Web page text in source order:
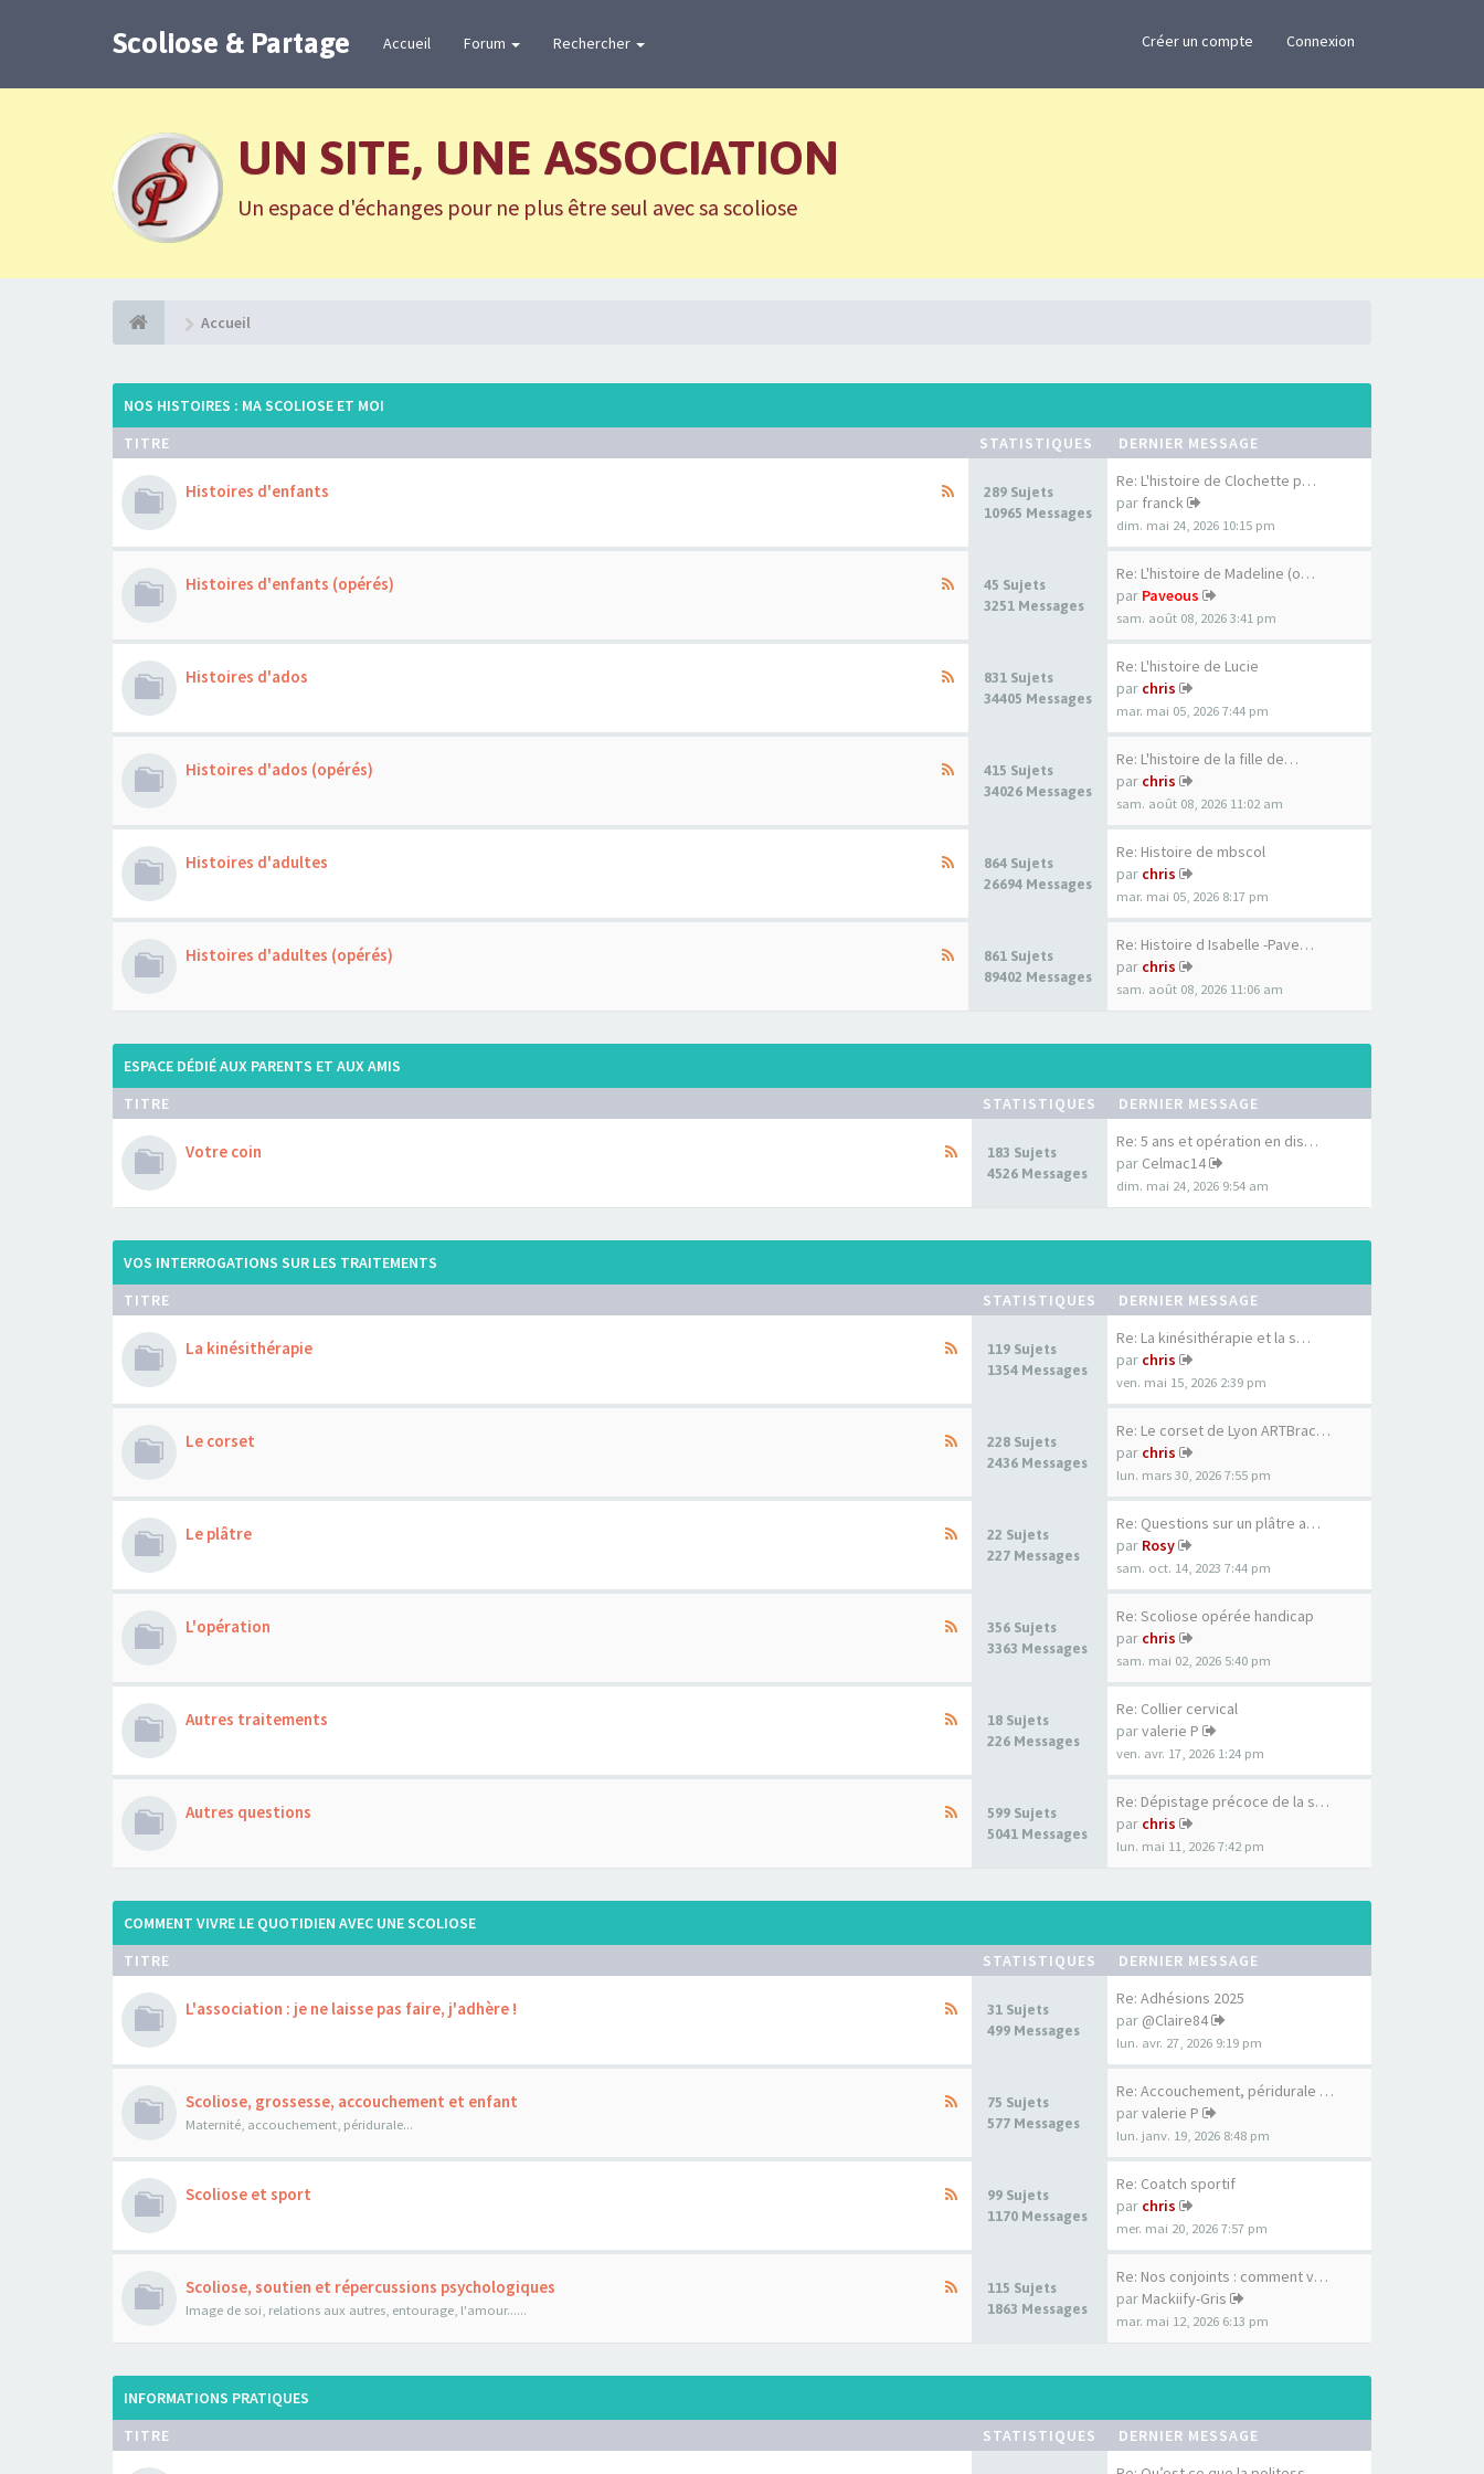
Scoliose & Partage Accueil Forum Rechercher Créer un compte Connexion
UN SITE, UNE ASSOCIATION
Un espace d'échanges pour ne plus être seul avec sa scoliose
Accueil
NOS HISTOIRES : MA SCOLIOSE ET MOI
TITRE
STATISTIQUES DERNIER MESSAGE
Histoires d'enfants
289 Sujets
10965 Messages
Re: L'histoire de Clochette p…
par franck
dim. mai 24, 2026 10:15 pm
Histoires d'enfants (opérés)
45 Sujets
3251 Messages
Re: L'histoire de Madeline (o…
par Paveous
sam. août 08, 2026 3:41 pm
Histoires d'ados
831 Sujets
34405 Messages
Re: L'histoire de Lucie
par chris
mar. mai 05, 2026 7:44 pm
Histoires d'ados (opérés)
415 Sujets
34026 Messages
Re: L'histoire de la fille de…
par chris
sam. août 08, 2026 11:02 am
Histoires d'adultes
864 Sujets
26694 Messages
Re: Histoire de mbscol
par chris
mar. mai 05, 2026 8:17 pm
Histoires d'adultes (opérés)
861 Sujets
89402 Messages
Re: Histoire d Isabelle -Pave…
par chris
sam. août 08, 2026 11:06 am
ESPACE DÉDIÉ AUX PARENTS ET AUX AMIS
TITRE
STATISTIQUES DERNIER MESSAGE
Votre coin
183 Sujets
4526 Messages
Re: 5 ans et opération en dis…
par Celmac14
dim. mai 24, 2026 9:54 am
VOS INTERROGATIONS SUR LES TRAITEMENTS
TITRE
STATISTIQUES DERNIER MESSAGE
La kinésithérapie
119 Sujets
1354 Messages
Re: La kinésithérapie et la s…
par chris
ven. mai 15, 2026 2:39 pm
Le corset
228 Sujets
2436 Messages
Re: Le corset de Lyon ARTBrac…
par chris
lun. mars 30, 2026 7:55 pm
Le plâtre
22 Sujets
227 Messages
Re: Questions sur un plâtre a…
par Rosy
sam. oct. 14, 2023 7:44 pm
L'opération
356 Sujets
3363 Messages
Re: Scoliose opérée handicap
par chris
sam. mai 02, 2026 5:40 pm
Autres traitements
18 Sujets
226 Messages
Re: Collier cervical
parvalerie P
ven. avr. 17, 2026 1:24 pm
Autres questions
599 Sujets
5041 Messages
Re: Dépistage précoce de la s…
par chris
lun. mai 11, 2026 7:42 pm
COMMENT VIVRE LE QUOTIDIEN AVEC UNE SCOLIOSE
TITRE
STATISTIQUES DERNIER MESSAGE
L'association : je ne laisse pas faire, j'adhère !
31 Sujets
499 Messages
Re: Adhésions 2025
par @Claire84
lun. avr. 27, 2026 9:19 pm
Scoliose, grossesse, accouchement et enfant
Maternité, accouchement, péridurale...
75 Sujets
577 Messages
Re: Accouchement, péridurale …
parvalerie P
lun. janv. 19, 2026 8:48 pm
Scoliose et sport
99 Sujets
1170 Messages
Re: Coatch sportif
par chris
mer. mai 20, 2026 7:57 pm
Scoliose, soutien et répercussions psychologiques
Image de soi, relations aux autres, entourage, l'amour......
115 Sujets
1863 Messages
Re: Nos conjoints : comment v…
par Mackiify-Gris
mar. mai 12, 2026 6:13 pm
INFORMATIONS PRATIQUES
TITRE
STATISTIQUES DERNIER MESSAGE